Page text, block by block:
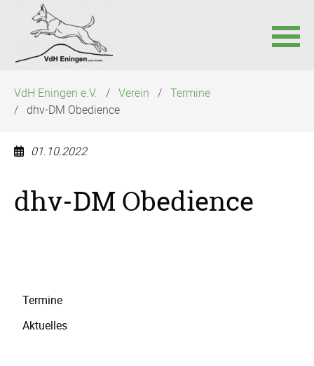
überspringen
VdH Eningen e.V. Verein
Termine
dhv-DM Obedience
01.10.2022
dhv-DM Obedience
überspringen
Termine
Aktuelles